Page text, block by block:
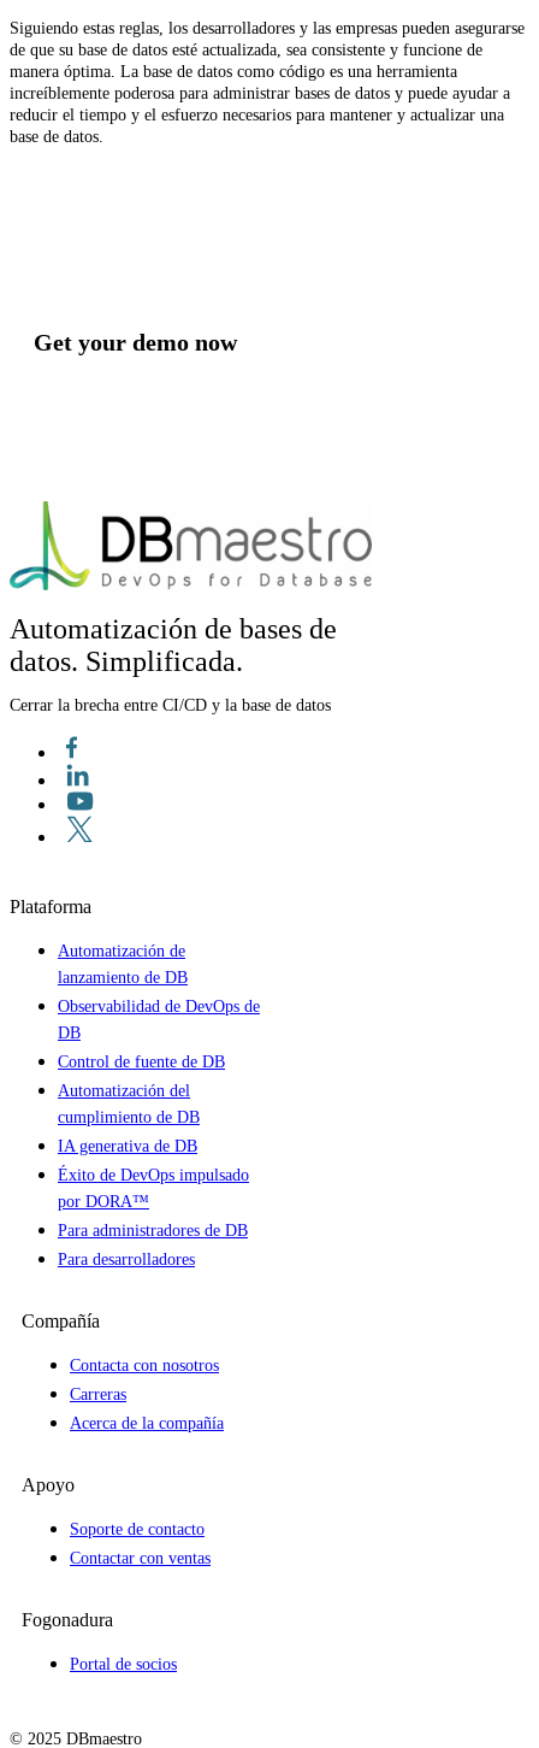
Siguiendo estas reglas, los desarrolladores y las empresas pueden asegurarse
de que su base de datos esté actualizada, sea consistente y funcione de
manera óptima. La base de datos como código es una herramienta
increíblemente poderosa para administrar bases de datos y puede ayudar a
reducir el tiempo y el esfuerzo necesarios para mantener y actualizar una
base de datos.
Get your demo now
Automatización de bases de
datos. Simplificada.
Cerrar la brecha entre CI/CD y la base de datos
Plataforma
Automatización de
lanzamiento de DB
Observabilidad de DevOps de
DB
Control de fuente de DB
Automatización del
cumplimiento de DB
IA generativa de DB
Éxito de DevOps impulsado
por DORA™
Para administradores de DB
Para desarrolladores
Compañía
Contacta con nosotros
Carreras
Acerca de la compañía
Apoyo
Soporte de contacto
Contactar con ventas
Fogonadura
Portal de socios
© 2025 DBmaestro